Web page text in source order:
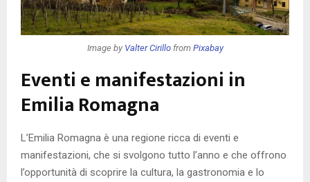
Image by Valter Cirillofrom Pixabay
Eventi e manifestazioni in
Emilia Romagna
L’Emilia Romagna è una regione ricca di eventi e
manifestazioni, che si svolgono tutto l’anno e che offrono
l’opportunità di scoprire la cultura, la gastronomia e lo